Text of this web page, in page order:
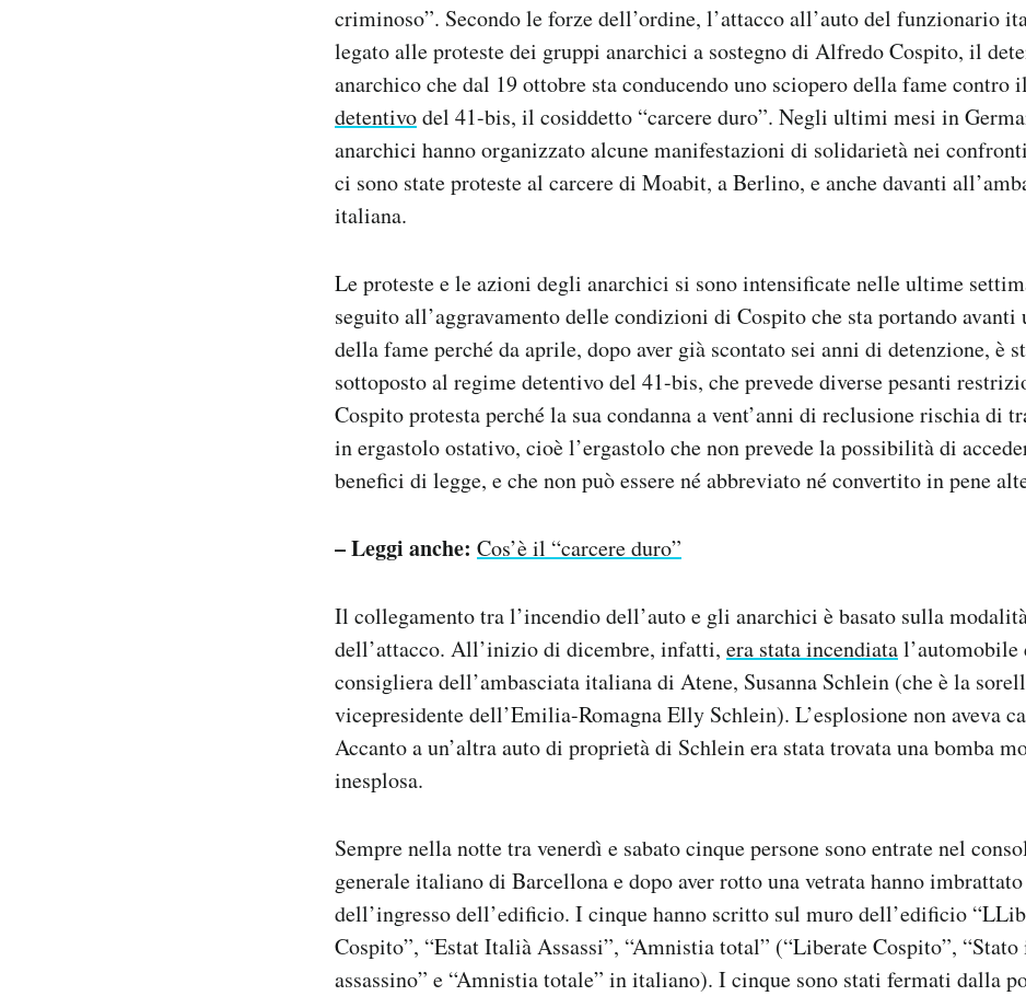
criminoso”. Secondo le forze dell’ordine, l’attacco all’auto del funzionario
legato alle proteste dei gruppi anarchici a sostegno di Alfredo Cospito, il
anarchico che dal 19 ottobre sta conducendo uno sciopero della fame contro
detentivodel 41-bis, il cosiddetto “carcere duro”. Negli ultimi mesi in
anarchici hanno organizzato alcune manifestazioni di solidarietà nei
ci sono state proteste al carcere di Moabit, a Berlino, e anche davanti
italiana.
Le proteste e le azioni degli anarchici si sono intensificate nelle ultime
seguito all’aggravamento delle condizioni di Cospito che sta portando avanti
della fame perché da aprile, dopo aver già scontato sei anni di detenzione, è
sottoposto al regime detentivo del 41-bis, che prevede diverse pesanti
Cospito protesta perché la sua condanna a vent’anni di reclusione rischia di
in ergastolo ostativo, cioè l’ergastolo che non prevede la possibilità di
benefici di legge, e che non può essere né abbreviato né convertito in pene
– Leggi anche: Cos’è il “carcere duro”
Il collegamento tra l’incendio dell’auto e gli anarchici è basato sulla
dell’attacco. All’inizio di dicembre, infatti, era stata incendiata
consigliera dell’ambasciata italiana di Atene, Susanna Schlein (che è la
vicepresidente dell’Emilia-Romagna Elly Schlein). L’esplosione non aveva
Accanto a un’altra auto di proprietà di Schlein era stata trovata una bomba
inesplosa.
Sempre nella notte tra venerdì e sabato cinque persone sono entrate nel
generale italiano di Barcellona e dopo aver rotto una vetrata hanno
dell’ingresso dell’edificio. I cinque hanno scritto sul muro dell’edificio
Cospito”, “Estat Italià Assassi”, “Amnistia total” (“Liberate Cospito”,
assassino” e “Amnistia totale” in italiano). I cinque sono stati fermati dalla